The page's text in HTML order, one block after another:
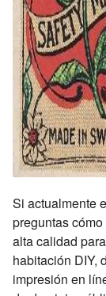
Si actualmente
preguntas
alta calidad
habitación DIY,
impresión en